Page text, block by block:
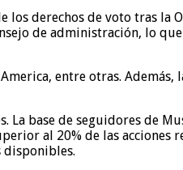
derechos de voto tras la
de administración, lo
entre otras. Además,
La base de seguidores de
al 20% de las acciones
disponibles.